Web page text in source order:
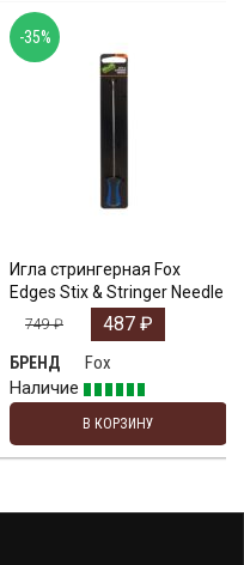
Игла стрингерная Fox
Edges Stix & Stringer Needle
749₽ 487 ₽
БРЕНД
Fox
Наличие
В КОРЗИНУ
-35%